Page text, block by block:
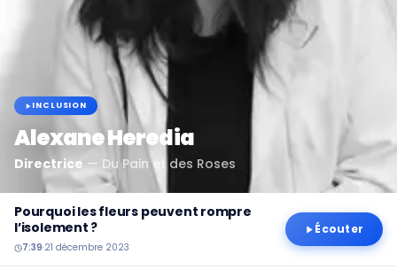
INCLUSION
Alexane Heredia
Directrice — Du Pain et des Roses
Pourquoi les fleurs peuvent rompre
l’isolement ?
7:39·21 décembre 2023
Écouter